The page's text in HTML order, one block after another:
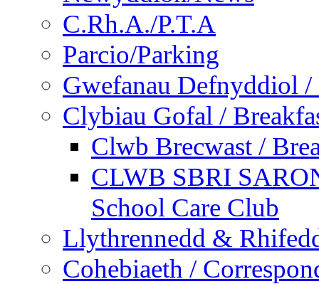
C.Rh.A./P.T.A
Parcio/Parking
Gwefanau Defnyddiol /
Clybiau Gofal /
Clwb Brecwast /
CLWB SBRI
School Care Club
Llythrennedd &
Cohebiaeth /